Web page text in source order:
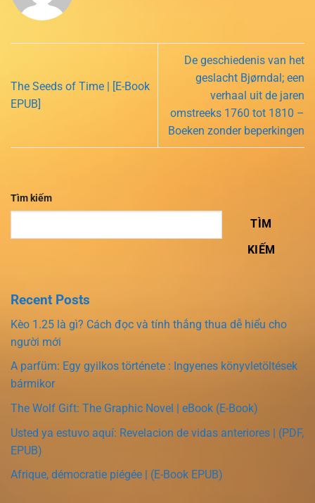
The Seeds of Time | [E-Book
EPUB]
De geschiedenis van het
geslacht Bjørndal; een
verhaal uit de jaren
omstreeks 1760 tot 1810 –
Boeken zonder beperkingen
Tìm kiếm
TÌM
KIẾM
Recent Posts
Kèo 1.25 là gì? Cách đọc và tính thắng thua dễ hiểu cho
người mới
A parfüm: Egy gyilkos története : Ingyenes könyvletöltések
bármikor
The Wolf Gift: The Graphic Novel | eBook (E-Book)
Usted ya estuvo aquí: Revelacion de vidas anteriores | (PDF,
EPUB)
Afrique, démocratie piégée | (E-Book EPUB)